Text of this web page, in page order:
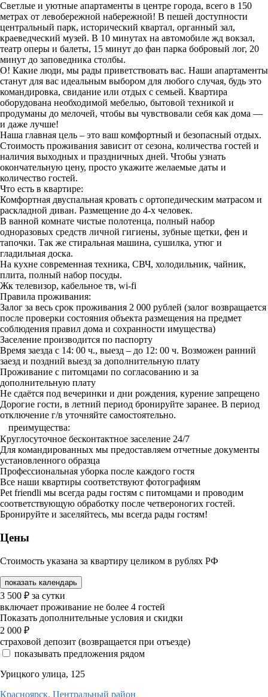
Светлые и уютные апартаменты в центре города, всего в 150
метрах от левобережной набережной! В пешей доступности
центральный парк, исторический квартал, органный зал,
краеведческий музей. В 10 минутах на автомобиле жд вокзал,
театр оперы и балеты, 15 минут до фан парка бобровый лог, 20
минут до заповедника столбы.
О! Какие люди, мы рады приветствовать вас. Наши апартаменты
станут для вас идеальным выбором для любого случая, будь это
командировка, свидание или отдых с семьей. Квартира
оборудована необходимой мебелью, бытовой техникой и
продуманы до мелочей, чтобы вы чувствовали себя как дома —
и даже лучше!
Наша главная цель – это ваш комфортный и безопасный отдых.
Стоимость проживания зависит от сезона, количества гостей и
наличия выходных и праздничных дней. Чтобы узнать
окончательную цену, просто укажите желаемые даты и
количество гостей.
Что есть в квартире:
Комфортная двуспальная кровать с ортопедическим матрасом и
раскладной диван. Размещение до 4-х человек.
В ванной комнате чистые полотенца, полный набор
одноразовых средств личной гигиены, зубные щетки, фен и
тапочки. Так же стиральная машина, сушилка, утюг и
гладильная доска.
На кухне современная техника, СВЧ, холодильник, чайник,
плита, полный набор посуды.
Жк телевизор, кабельное тв, wi-fi
Правила проживания:
Залог за весь срок проживания 2 000 рублей (залог возвращается
после проверки состояния объекта размещения на предмет
соблюдения правил дома и сохранности имущества)
Заселение производится по паспорту
Время заезда с 14: 00 ч., выезд – до 12: 00 ч. Возможен ранний
заезд и поздний выезд за дополнительную плату
Проживание с питомцами по согласованию и за
дополнительную плату
Не сдаётся под вечеринки и дни рождения, курение запрещено
Дорогие гости, в летний период бронируйте заранее. В период
отключение г/в уточняйте самостоятельно.
преимущества:
Круглосуточное бесконтактное заселение 24/7
Для командированных мы предоставляем отчетные документы
установленного образца
Профессиональная уборка после каждого гостя
Все наши квартиры соответствуют фотографиям
Pet friendli мы всегда рады гостям с питомцами и проводим
соответствующую обработку после четвероногих гостей.
Бронируйте и заселяйтесь, мы всегда рады гостям!
Цены
Стоимость указана за квартиру целиком в рублях РФ
показать календарь
3 500 ₽ за сутки
включает проживание не более 4 гостей
Показать дополнительные условия и скидки
2 000 ₽
страховой депозит (возвращается при отъезде)
показывать предложения рядом
Урицкого улица, 125
Красноярск, Центральный район